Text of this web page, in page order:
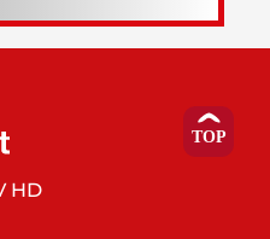
HD